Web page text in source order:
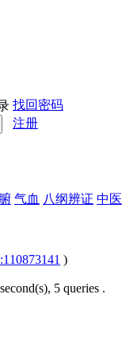
找回密码
注册
气血 八纲辨证 中医
)
5 queries .